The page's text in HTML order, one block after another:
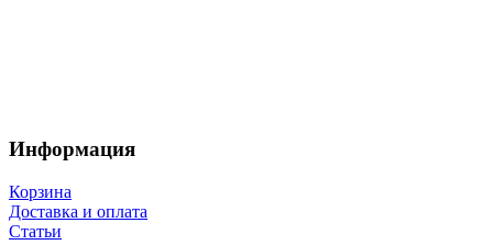
Информация
Корзина
Доставка и оплата
Статьи